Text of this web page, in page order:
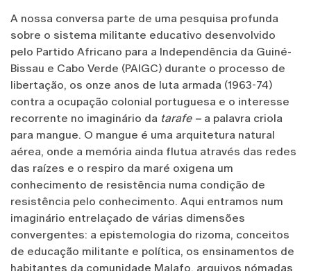
A nossa conversa parte de uma pesquisa profunda
sobre o sistema militante educativo desenvolvido
pelo Partido Africano para a Independência da Guiné-
Bissau e Cabo Verde (PAIGC) durante o processo de
libertação, os onze anos de luta armada (1963-74)
contra a ocupação colonial portuguesa e o interesse
recorrente no imaginário da tarafe – a palavra criola
para mangue. O mangue é uma arquitetura natural
aérea, onde a memória ainda flutua através das redes
das raízes e o respiro da maré oxigena um
conhecimento de resistência numa condição de
resistência pelo conhecimento. Aqui entramos num
imaginário entrelaçado de várias dimensões
convergentes: a epistemologia do rizoma, conceitos
de educação militante e política, os ensinamentos de
habitantes da comunidade Malafo, arquivos nómadas